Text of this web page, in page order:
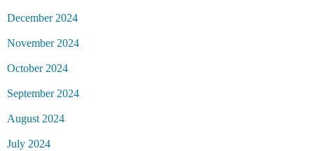
December 2024
November 2024
October 2024
September 2024
August 2024
July 2024